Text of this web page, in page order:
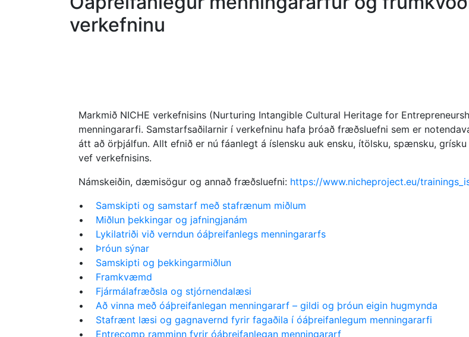
verkefninu
Markmið NICHE verkefnisins (Nurturing Intangible Cultural Heritage for
menningararfi. Samstarfsaðilarnir í verkefninu hafa þróað fræðsluefni sem er
átt að örþjálfun. Allt efnið er nú fáanlegt á íslensku auk ensku, ítölsku, spænsku,
vef verkefnisins.
Námskeiðin, dæmisögur og annað fræðsluefni: https://www.nicheproject.eu/
• Samskipti og samstarf með stafrænum miðlum
• Miðlun þekkingar og jafningjanám
• Lykilatriði við verndun óáþreifanlegs menningararfs
• Þróun sýnar
• Samskipti og þekkingarmiðlun
• Framkvæmd
• Fjármálafræðsla og stjórnendalæsi
• Að vinna með óáþreifanlegan menningararf – gildi og þróun eigin hugmynda
• Stafrænt læsi og gagnavernd fyrir fagaðila í óáþreifanlegum menningararfi
• Entrecomp ramminn fyrir óáþreifanlegan menningararf